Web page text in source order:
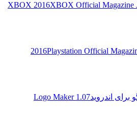
XBOX Official
Playstation Official
Logo Maker 1.07